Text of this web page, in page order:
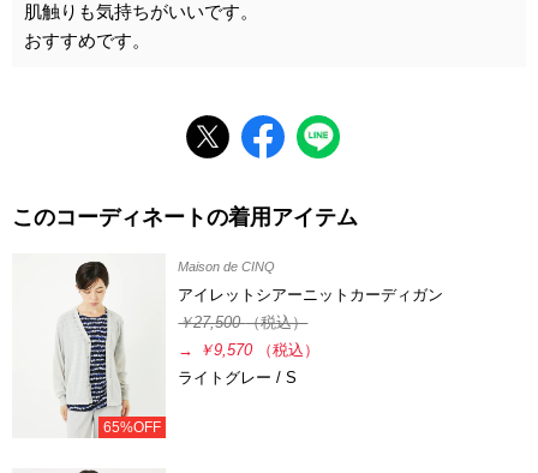
肌触りも気持ちがいいです。
おすすめです。
このコーディネートの着用アイテム
65%OFF
Maison de CINQ
アイレットシアーニットカーディガン
￥27,500（税込）
→
￥9,570
（税込）
ライトグレー / S